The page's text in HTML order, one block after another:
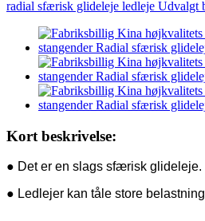
Kort beskrivelse:
● Det er en slags sfærisk glideleje.
● Ledlejer kan tåle store